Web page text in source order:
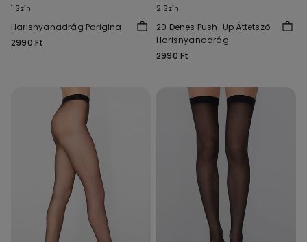
1 Szín
Harisnyanadrág Parigina
2990 Ft
2 Szín
20 Denes Push-Up Áttetsző
Harisnyanadrág
2990 Ft